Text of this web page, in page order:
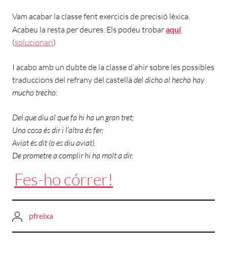
Vam acabar la classe fent exercicis de precisió lèxica.
Acabeu la resta per deures. Els podeu trobaraquí.
(solucionari)
I acabo amb un dubte de la classe d’ahir sobre les possibles
traduccions del refrany del castellà del dicho al hecho hay
mucho trecho:
Del que diu al que fa hi ha un gran tret;
Una cosa és dir i l’altra és fer;
Aviat és dit (o es diu aviat).
De prometre a complir hi ha molt a dir.
Fes-ho córrer!
pfreixa